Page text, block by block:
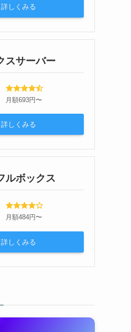
詳しくみる
スサーバー
月額693円〜
詳しくみる
ルボックス
月額484円〜
詳しくみる